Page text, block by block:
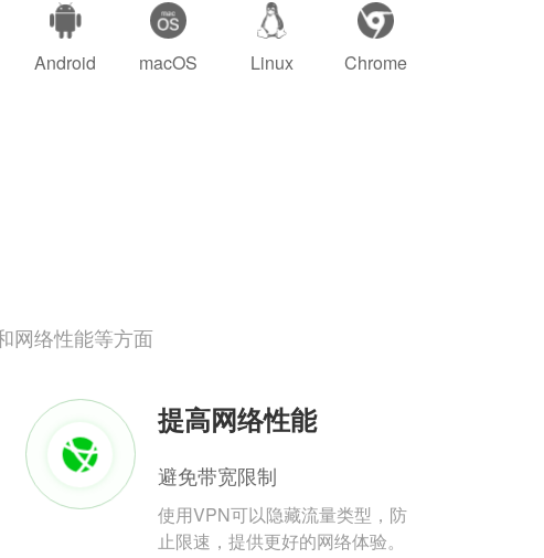
Android macOS Linux Chrome
网络性能等方面
提高网络性能
避免带宽限制
使用VPN可以隐藏流量类型，防
止限速，提供更好的网络体验。